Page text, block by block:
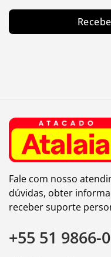
Fale com nosso
dúvidas, obter
receber suporte
+55 51 9866-